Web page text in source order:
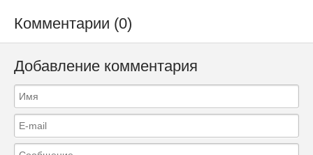
Комментарии (0)
Добавление комментария